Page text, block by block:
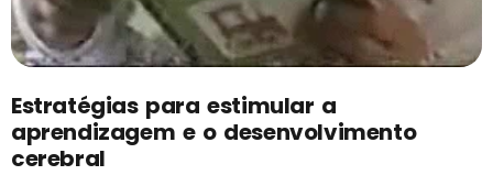
Estratégias para estimular a
aprendizagem e o desenvolvimento
cerebral